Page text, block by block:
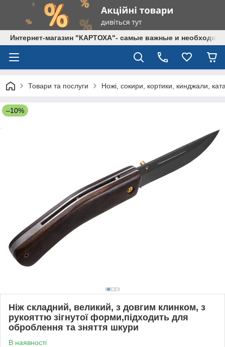
Интернет-магазин "КАРТОХА"- самые важные и
Товари та послуги Ножі, сокири, кортики, кинджали,
–10%
Ніж складний, великий, з довгим клинком, з
рукояттю зігнутої форми,підходить для
оброблення та зняття шкури
В наявності